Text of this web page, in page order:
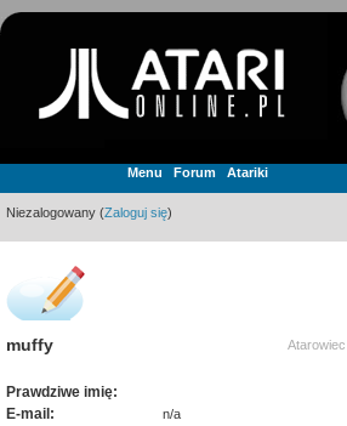
Menu Forum Atariki
Niezalogowany (Zaloguj się)
muffy Atarowiec
Prawdziwe imię:
E-mail:
n/a